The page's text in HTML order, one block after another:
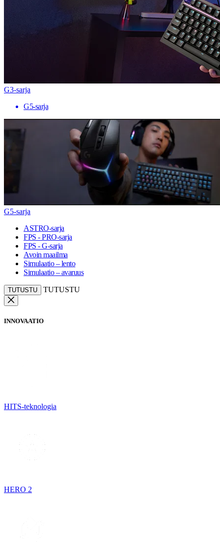
G3-sarja
G5-sarja
G5-sarja
ASTRO-sarja
FPS - PRO-sarja
FPS - G-sarja
Avoin maailma
Simulaatio – lento
Simulaatio – avaruus
TUTUSTU TUTUSTU
INNOVAATIO
HITS-teknologia
HERO 2